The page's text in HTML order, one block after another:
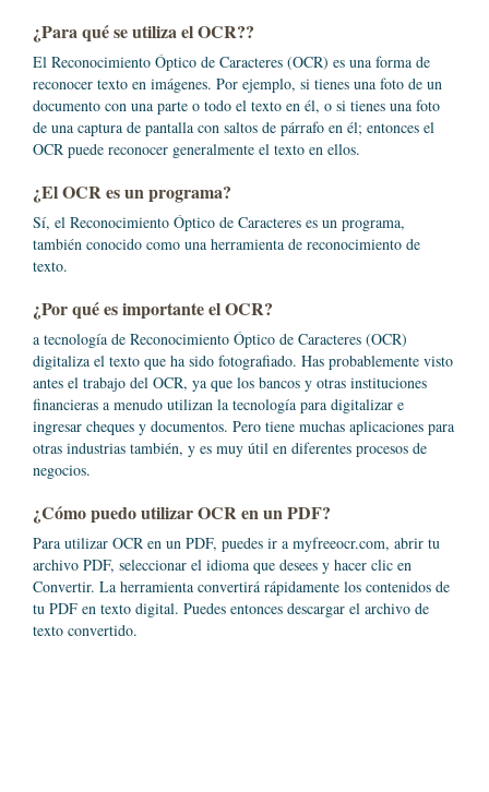
¿Para qué se utiliza el OCR??
El Reconocimiento Óptico de Caracteres (OCR) es una forma de
reconocer texto en imágenes. Por ejemplo, si tienes una foto de un
documento con una parte o todo el texto en él, o si tienes una foto
de una captura de pantalla con saltos de párrafo en él; entonces el
OCR puede reconocer generalmente el texto en ellos.
¿El OCR es un programa?
Sí, el Reconocimiento Óptico de Caracteres es un programa,
también conocido como una herramienta de reconocimiento de
texto.
¿Por qué es importante el OCR?
a tecnología de Reconocimiento Óptico de Caracteres (OCR)
digitaliza el texto que ha sido fotografiado. Has probablemente visto
antes el trabajo del OCR, ya que los bancos y otras instituciones
financieras a menudo utilizan la tecnología para digitalizar e
ingresar cheques y documentos. Pero tiene muchas aplicaciones para
otras industrias también, y es muy útil en diferentes procesos de
negocios.
¿Cómo puedo utilizar OCR en un PDF?
Para utilizar OCR en un PDF, puedes ir a myfreeocr.com, abrir tu
archivo PDF, seleccionar el idioma que desees y hacer clic en
Convertir. La herramienta convertirá rápidamente los contenidos de
tu PDF en texto digital. Puedes entonces descargar el archivo de
texto convertido.